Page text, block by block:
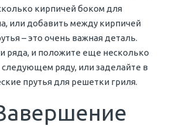
кирпичей боком для
или добавить между кирпичей
– это очень важная деталь.
ряда, и положите еще несколько
ряду, или заделайте в
прутья для решетки гриля.